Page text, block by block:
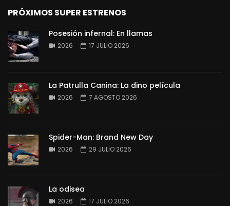
PRÓXIMOS SUPER ESTRENOS
Posesión infernal: En llamas
2026 17 JULIO 2026
La Patrulla Canina: La dino película
2026 7 AGOSTO 2026
Spider-Man: Brand New Day
2026 29 JULIO 2026
La odisea
2026 17 JULIO 2026